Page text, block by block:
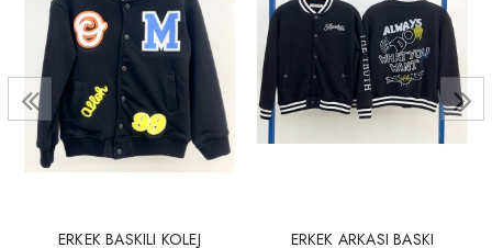
ERKEK BASKILI KOLEJ
ERKEK ARKASI BASKI